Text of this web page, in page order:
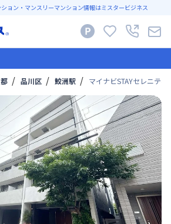
ョン・マンスリーマンション情報はミスタービジネス
品川区 鮫洲駅 マイナビSTAYセレニテ